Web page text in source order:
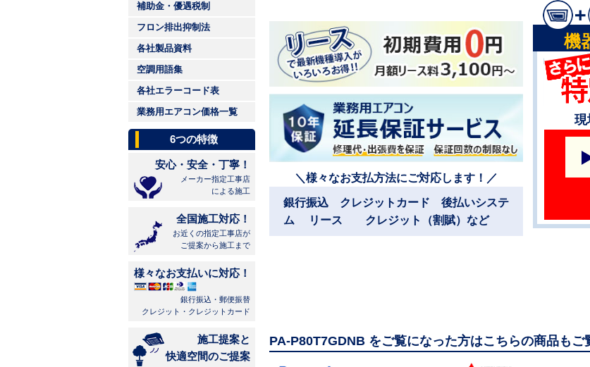
補助金・優遇税制
フロン排出抑制法
各社製品資料
空調用語集
各社エラーコード表
業務用エアコン価格一覧
6つの特徴
安心・安全・丁寧！
メーカー指定工事店
による施工
全国施工対応！
お近くの指定工事店が
ご提案から施工まで
様々なお支払いに対応！
銀行振込・郵便振替
クレジット・クレジットカード
施工提案と
快適空間のご提案
＼様々なお支払方法にご対応します！／
銀行振込 クレジットカード 後払いシステ
ム リース クレジット（割賦）など
機
現
PA-P80T7GDNB をご覧になった方はこちらの商品もご